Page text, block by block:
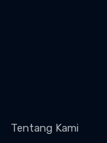
Tentang Kami